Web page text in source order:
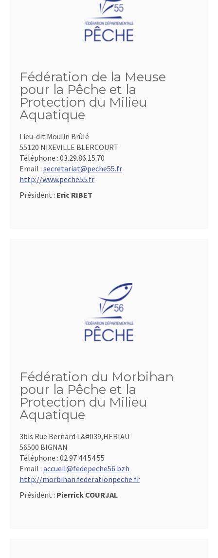
Fédération de la Meuse
pour la Pêche et la
Protection du Milieu
Aquatique
Lieu-dit Moulin Brûlé
55120 NIXEVILLE BLERCOURT
Téléphone : 03.29.86.15.70
Email : secretariat@peche55.fr
http://www.peche55.fr
Président : Eric RIBET
Fédération du Morbihan
pour la Pêche et la
Protection du Milieu
Aquatique
3bis Rue Bernard L&#039,HERIAU
56500 BIGNAN
Téléphone : 02 97 44 54 55
Email : accueil@fedepeche56.bzh
http://morbihan.federationpeche.fr
Président : Pierrick COURJAL